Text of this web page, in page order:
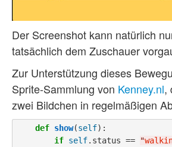
Der Screenshot kann natürlich
tatsächlich dem Zuschauer
Zur Unterstützung dieses
Sprite-Sammlung von Kenney.nl,
zwei Bildchen in regelmäßigen
def show(self):
if self.status == "